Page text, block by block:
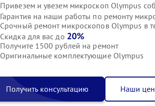
Привезем и увезем микроскоп Olympus
Гарантия на наши работы по ремонту
Срочный ремонт микроскопов Olympus в
Скидка для вас до 20%
Получите 1500 рублей на ремонт
Оригинальные комплектующие Olympus
Получить консультацию Наши